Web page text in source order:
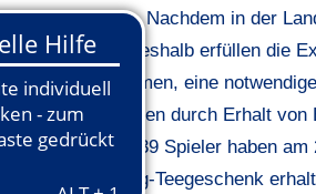
Voraussetzung. Nachdem in der
geworden. Deshalb erfüllen die
einnehmen, eine
„Helft Bienen durch Erhalt von
thematisiert. 39 Spieler haben
kleines Honig-Teegeschenk